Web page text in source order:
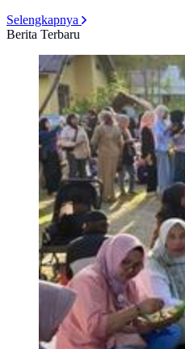
Selengkapnya
Berita Terbaru